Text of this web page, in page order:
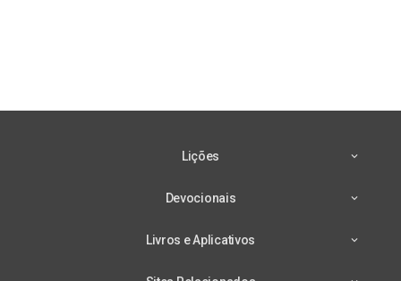
Lições
Devocionais
Livros e Aplicativos